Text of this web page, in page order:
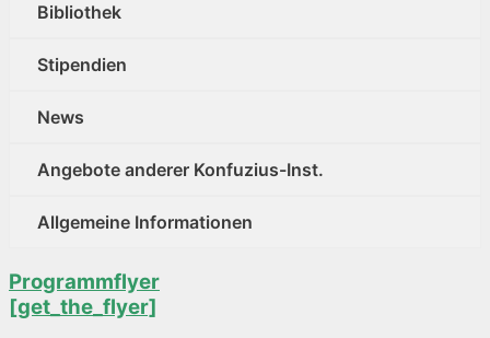
Bibliothek
Stipendien
News
Angebote anderer Konfuzius-Inst.
Allgemeine Informationen
Programmflyer
[get_the_flyer]